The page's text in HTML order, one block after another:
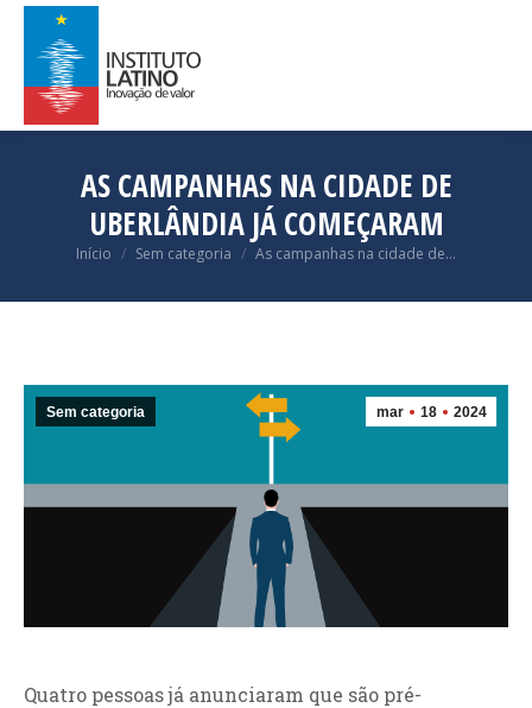
AS CAMPANHAS NA CIDADE DE
UBERLÂNDIA JÁ COMEÇARAM
Você está aqui:
Início Sem categoria As campanhas na cidade de…
mar 18 2024
Sem categoria
Quatro pessoas já anunciaram que são pré-